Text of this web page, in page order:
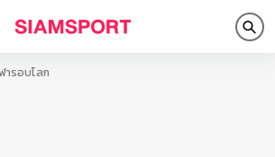
ารอบโลก